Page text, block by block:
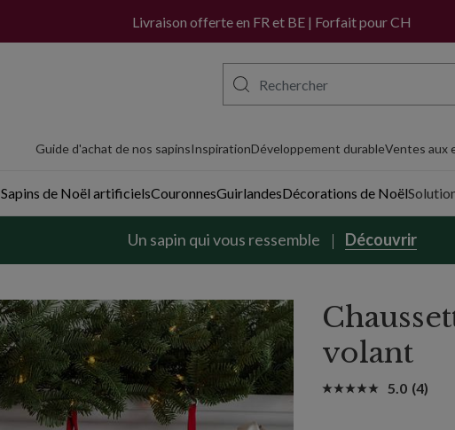
Livraison offerte en FR et BE | Forfait pour CH
Guide d'achat de nos sapinsInspirationDéveloppement durableVentes aux
Sapins de Noël artificielsCouronnesGuirlandesDécorations de Noël
Un sapin qui vous ressemble Découvrir
volant
5.0 (4)